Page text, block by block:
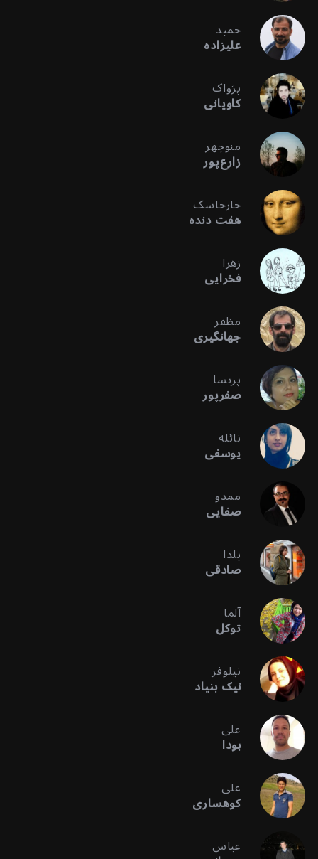
حمید
علیزاده
پژواک
کاویانی
منوچهر
زارع‌پور
خارخاسک
هفت دنده
زهرا
فخرایی
مظفر
جهانگیری
پریسا
صفرپور
نائله
یوسفی
ممدو
صفایی
یلدا
صادقی
آلما
توکل
نیلوفر
نیک بنیاد
علی
بودا
علی
کوهساری
عباس